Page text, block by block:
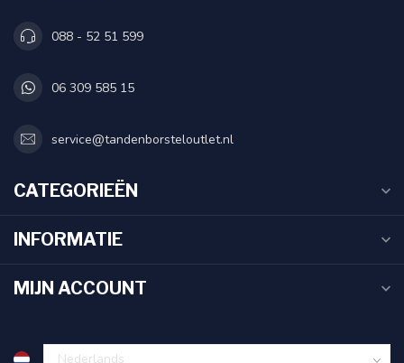
088 - 52 51 599
06 309 585 15
service@tandenborsteloutlet.nl
CATEGORIEËN
INFORMATIE
MIJN ACCOUNT